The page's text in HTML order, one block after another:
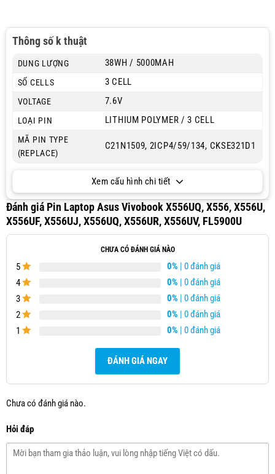
Thông số k thuật
DUNG LƯỢNG 38WH / 5000MAH
SỐ CELLS 3 CELL
VOLTAGE 7.6V
LOẠI PIN LITHIUM POLYMER / 3 CELL
MÃ PIN TYPE
(REPLACE)
C21N1509, 2ICP4/59/134, CKSE321D1
Xem cấu hình chi tiết
Đánh giá Pin Laptop Asus Vivobook X556UQ, X556, X556U,
X556UF, X556UJ, X556UQ, X556UR, X556UV, FL5900U
CHƯA CÓ ĐÁNH GIÁ NÀO
5 0% | 0 đánh giá
4
0% | 0 đánh giá
3
0% | 0 đánh giá
2
0% | 0 đánh giá
1
0% | 0 đánh giá
ĐÁNH GIÁ NGAY
Chưa có đánh giá nào.
Hỏi đáp